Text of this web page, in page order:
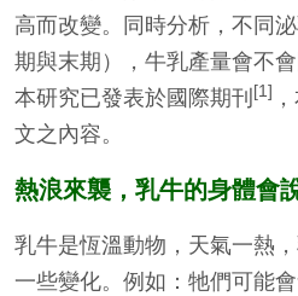
高而改變。同時分析，不同
期與末期），牛乳產量會不
本研究已發表於國際期刊 [1]
文之內容。
熱浪來襲，乳牛的身體會
乳牛是恆溫動物，天氣一熱
一些變化。例如：牠們可能